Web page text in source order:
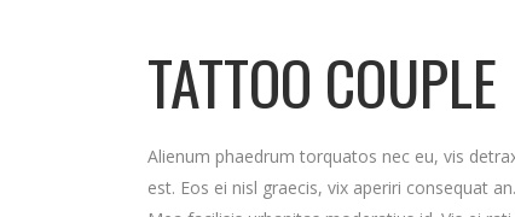
TATTOO COUPLE
Alienum phaedrum torquatos nec eu, vis
est. Eos ei nisl graecis, vix aperiri consequat